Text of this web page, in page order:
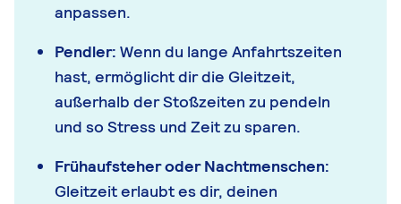
anpassen.
Pendler: Wenn du lange Anfahrtszeiten
hast, ermöglicht dir die Gleitzeit,
außerhalb der Stoßzeiten zu pendeln
und so Stress und Zeit zu sparen.
Frühaufsteher oder Nachtmenschen:
Gleitzeit erlaubt es dir, deinen